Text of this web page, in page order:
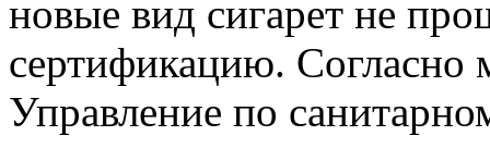
новые вид сигарет не
сертификацию. Согласно
Управление по